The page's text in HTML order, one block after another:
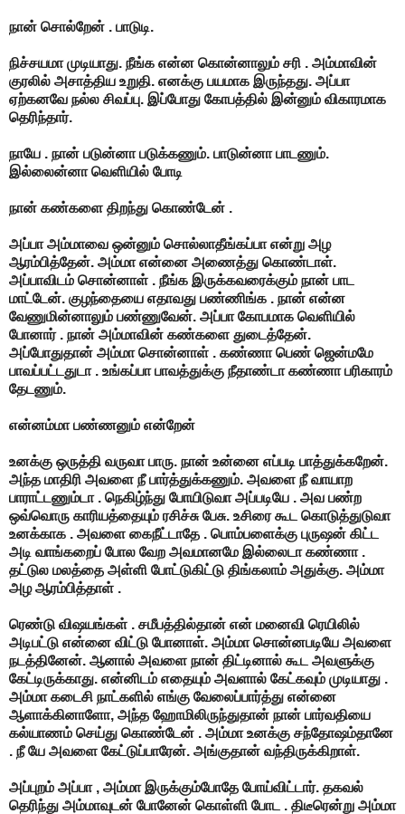
நான் சொல்றேன் . பாடுடி.
நிச்சயமா முடியாது. நீங்க என்ன கொன்னாலும் சரி . அம்மாவின்
குரலில் அசாத்திய உறுதி. எனக்கு பயமாக இருந்தது. அப்பா
ஏற்கனவே நல்ல சிவப்பு. இப்போது கோபத்தில் இன்னும் விகாரமாக
தெரிந்தார்.
நாயே . நான் படுன்னா படுக்கணும். பாடுன்னா பாடணும்.
இல்லைன்னா வெளியில் போடி
நான் கண்களை திறந்து கொண்டேன் .
அப்பா அம்மாவை ஒன்னும் சொல்லாதீங்கப்பா என்று அழ
ஆரம்பித்தேன். அம்மா என்னை அணைத்து கொண்டாள்.
அப்பாவிடம் சொன்னாள் . நீங்க இருக்கவரைக்கும் நான் பாட
மாட்டேன். குழந்தையை எதாவது பண்ணிங்க . நான் என்ன
வேணுமின்னாலும் பண்ணுவேன். அப்பா கோபமாக வெளியில்
போனார் . நான் அம்மாவின் கண்களை துடைத்தேன்.
அப்போதுதான் அம்மா சொன்னாள் . கண்ணா பெண் ஜென்மமே
பாவப்பட்டதுடா . உங்கப்பா பாவத்துக்கு நீதாண்டா கண்ணா பரிகாரம்
தேடணும்.
என்னம்மா பண்ணனும் என்றேன்
உனக்கு ஒருத்தி வருவா பாரு. நான் உன்னை எப்படி பாத்துக்கறேன்.
அந்த மாதிரி அவளை நீ பார்த்துக்கணும். அவளை நீ வாயாற
பாராட்டணும்டா . நெகிழ்ந்து போயிடுவா அப்படியே . அவ பண்ற
ஒவ்வொரு காரியத்தையும் ரசிச்சு பேசு. உசிரை கூட கொடுத்துடுவா
உனக்காக . அவளை கைநீட்டாதே . பொம்பளைக்கு புருஷன் கிட்ட
அடி வாங்கறைப் போல வேற அவமானமே இல்லைடா கண்ணா .
தட்டுல மலத்தை அள்ளி போட்டுகிட்டு திங்கலாம் அதுக்கு. அம்மா
அழ ஆரம்பித்தாள் .
ரெண்டு விஷயங்கள் . சமீபத்தில்தான் என் மனைவி ரெயிலில்
அடிபட்டு என்னை விட்டு போனாள். அம்மா சொன்னபடியே அவளை
நடத்தினேன். ஆனால் அவளை நான் திட்டினால் கூட அவளுக்கு
கேட்டிருக்காது. என்னிடம் எதையும் அவளால் கேட்கவும் முடியாது .
அம்மா கடைசி நாட்களில் எங்கு வேலைப்பார்த்து என்னை
ஆளாக்கினாளோ, அந்த ஹோமிலிருந்துதான் நான் பார்வதியை
கல்யாணம் செய்து கொண்டேன் . அம்மா உனக்கு சந்தோஷம்தானே
. நீ யே அவளை கேட்டுப்பாரேன். அங்குதான் வந்திருக்கிறாள்.
அப்புறம் அப்பா , அம்மா இருக்கும்போதே போய்விட்டார். தகவல்
தெரிந்து அம்மாவுடன் போனேன் கொள்ளி போட . திடீரென்று அம்மா